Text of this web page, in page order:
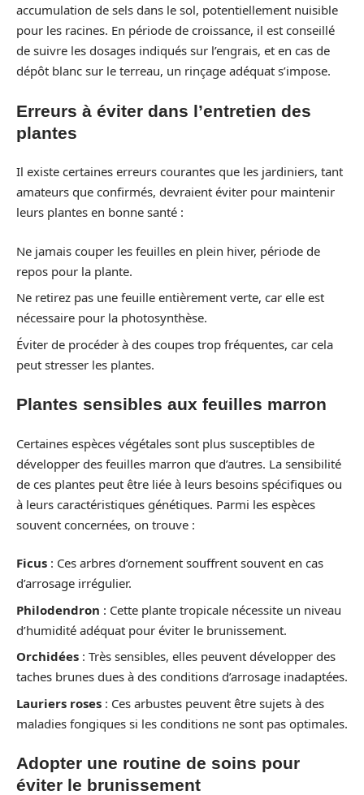
accumulation de sels dans le sol, potentiellement nuisible
pour les racines. En période de croissance, il est conseillé
de suivre les dosages indiqués sur l’engrais, et en cas de
dépôt blanc sur le terreau, un rinçage adéquat s’impose.
Erreurs à éviter dans l’entretien des
plantes
Il existe certaines erreurs courantes que les jardiniers, tant
amateurs que confirmés, devraient éviter pour maintenir
leurs plantes en bonne santé :
Ne jamais couper les feuilles en plein hiver, période de
repos pour la plante.
Ne retirez pas une feuille entièrement verte, car elle est
nécessaire pour la photosynthèse.
Éviter de procéder à des coupes trop fréquentes, car cela
peut stresser les plantes.
Plantes sensibles aux feuilles marron
Certaines espèces végétales sont plus susceptibles de
développer des feuilles marron que d’autres. La sensibilité
de ces plantes peut être liée à leurs besoins spécifiques ou
à leurs caractéristiques génétiques. Parmi les espèces
souvent concernées, on trouve :
Ficus : Ces arbres d’ornement souffrent souvent en cas
d’arrosage irrégulier.
Philodendron : Cette plante tropicale nécessite un niveau
d’humidité adéquat pour éviter le brunissement.
Orchidées : Très sensibles, elles peuvent développer des
taches brunes dues à des conditions d’arrosage inadaptées.
Lauriers roses : Ces arbustes peuvent être sujets à des
maladies fongiques si les conditions ne sont pas optimales.
Adopter une routine de soins pour
éviter le brunissement